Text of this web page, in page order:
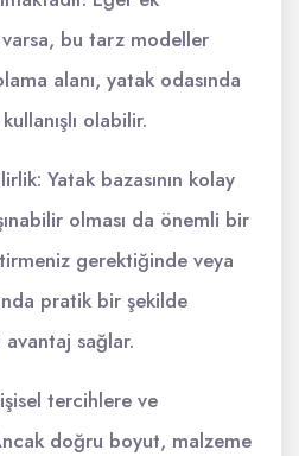
varsa, bu tarz modeller
alanı, yatak odasında
olabilir.
Yatak bazasının kolay
olması da önemli bir
gerektiğinde veya
pratik bir şekilde
avantaj sağlar.
tercihlere ve
doğru boyut, malzeme